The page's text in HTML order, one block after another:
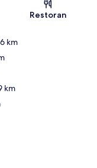
Restoran
km
km